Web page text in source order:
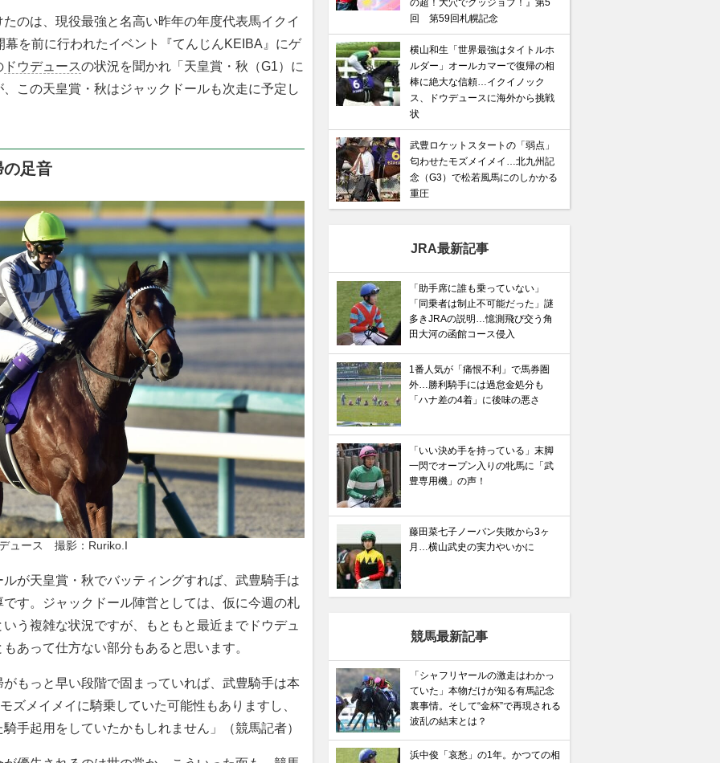
のは、現役最強と名高い昨年の年度代表馬イクイ
を前に行われたイベント『てんじんKEIBA』にゲ
ドウデュースの状況を聞かれ「天皇賞・秋（G1）に
この天皇賞・秋はジャックドールも次走に予定し
の足音
ュース　撮影：Ruriko.I
が天皇賞・秋でバッティングすれば、武豊騎手は
す。ジャックドール陣営としては、仮に今週の札
う複雑な状況ですが、もともと最近までドウデュ
あって仕方ない部分もあると思います。
もっと早い段階で固まっていれば、武豊騎手は本
ズメイメイに騎乗していた可能性もありますし、
手起用をしていたかもしれません」（競馬記者）
の超！大穴でグッジョブ！』第5
回 第59回札幌記念
横山和生「世界最強はタイトルホ
ルダー」オールカマーで復帰の相
棒に絶大な信頼…イクイノック
ス、ドウデュースに海外から挑戦
状
武豊ロケットスタートの「弱点」
匂わせたモズメイメイ…北九州記
念（G3）で松若風馬にのしかかる
重圧
JRA最新記事
「助手席に誰も乗っていない」
「同乗者は制止不可能だった」謎
多きJRAの説明…憶測飛び交う角
田大河の函館コース侵入
1番人気が「痛恨不利」で馬券圏
外…勝利騎手には過怠金処分も
「ハナ差の4着」に後味の悪さ
「いい決め手を持っている」末脚
一閃でオープン入りの牝馬に「武
豊専用機」の声！
藤田菜七子ノーバン失敗から3ヶ
月…横山武史の実力やいかに
競馬最新記事
「シャフリヤールの激走はわかっ
ていた」本物だけが知る有馬記念
裏事情。そして“金杯”で再現される
波乱の結末とは？
浜中俊「哀愁」の1年。かつての相